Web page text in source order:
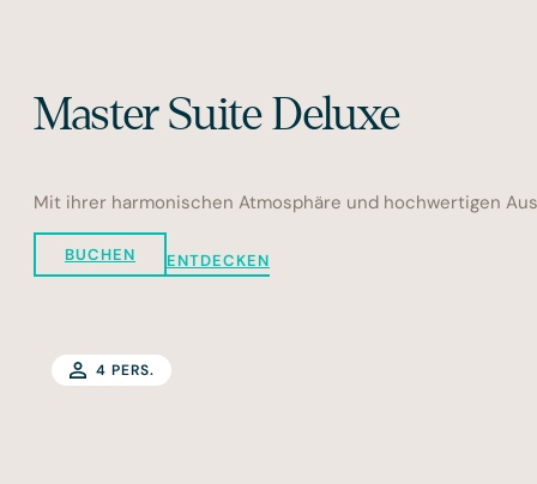
Master Suite Deluxe
Mit ihrer harmonischen Atmosphäre und hochwertigen
BUCHEN ENTDECKEN
4 PERS.